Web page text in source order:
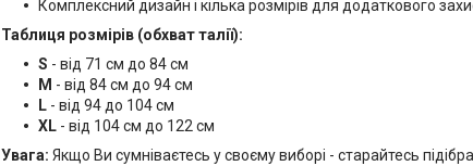
Комплексний дизайн і кілька розмірів для додаткового
Таблиця розмірів (обхват талії):
S - від 71 см до 84 см
M - від 84 см до 94 см
L - від 94 до 104 см
XL - від 104 см до 122 см
Увага: Якщо Ви сумніваєтесь у своєму виборі - старайтесь